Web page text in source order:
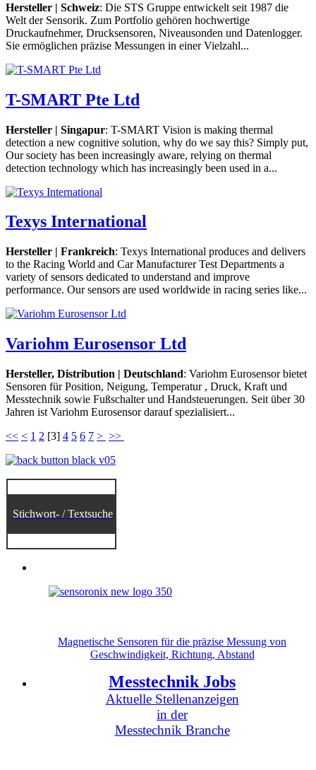
Hersteller | Schweiz: Die STS Gruppe entwickelt seit 1987 die
Welt der Sensorik. Zum Portfolio gehören hochwertige
Druckaufnehmer, Drucksensoren, Niveausonden und Datenlogger.
Sie ermöglichen präzise Messungen in einer Vielzahl...
T-SMART Pte Ltd
Hersteller | Singapur: T-SMART Vision is making thermal
detection a new cognitive solution, why do we say this? Simply put,
Our society has been increasingly aware, relying on thermal
detection technology which has increasingly been used in a...
Texys International
Hersteller | Frankreich: Texys International produces and delivers
to the Racing World and Car Manufacturer Test Departments a
variety of sensors dedicated to understand and improve
performance. Our sensors are used worldwide in racing series like...
Variohm Eurosensor Ltd
Hersteller, Distribution | Deutschland: Variohm Eurosensor bietet
Sensoren für Position, Neigung, Temperatur , Druck, Kraft und
Messtechnik sowie Fußschalter und Handsteuerungen. Seit über 30
Jahren ist Variohm Eurosensor darauf spezialisiert...
<< < 1 2 [3] 4 5 6 7 > >>
Stichwort- / Textsuche
Magnetische Sensoren für die präzise Messung von
Geschwindigkeit, Richtung, Abstand
Messtechnik Jobs
Aktuelle Stellenanzeigen
in der
Messtechnik Branche